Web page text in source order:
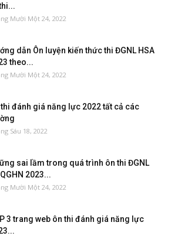
Mười Một 24, 2022
dẫn Ôn luyện kiến thức thi ĐGNL HSA
theo...
Mười Một 24, 2022
đánh giá năng lực 2022 tất cả các
Sáu 18, 2022
sai lầm trong quá trình ôn thi ĐGNL
2023...
Mười Một 24, 2022
3 trang web ôn thi đánh giá năng lực